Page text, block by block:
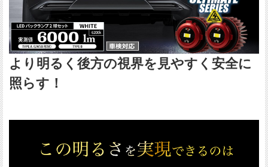
より明るく後方の視界を見やすく安全に
照らす！